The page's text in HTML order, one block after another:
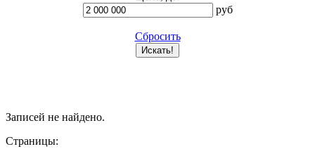
руб
Сбросить
Записей не найдено.
Страницы: